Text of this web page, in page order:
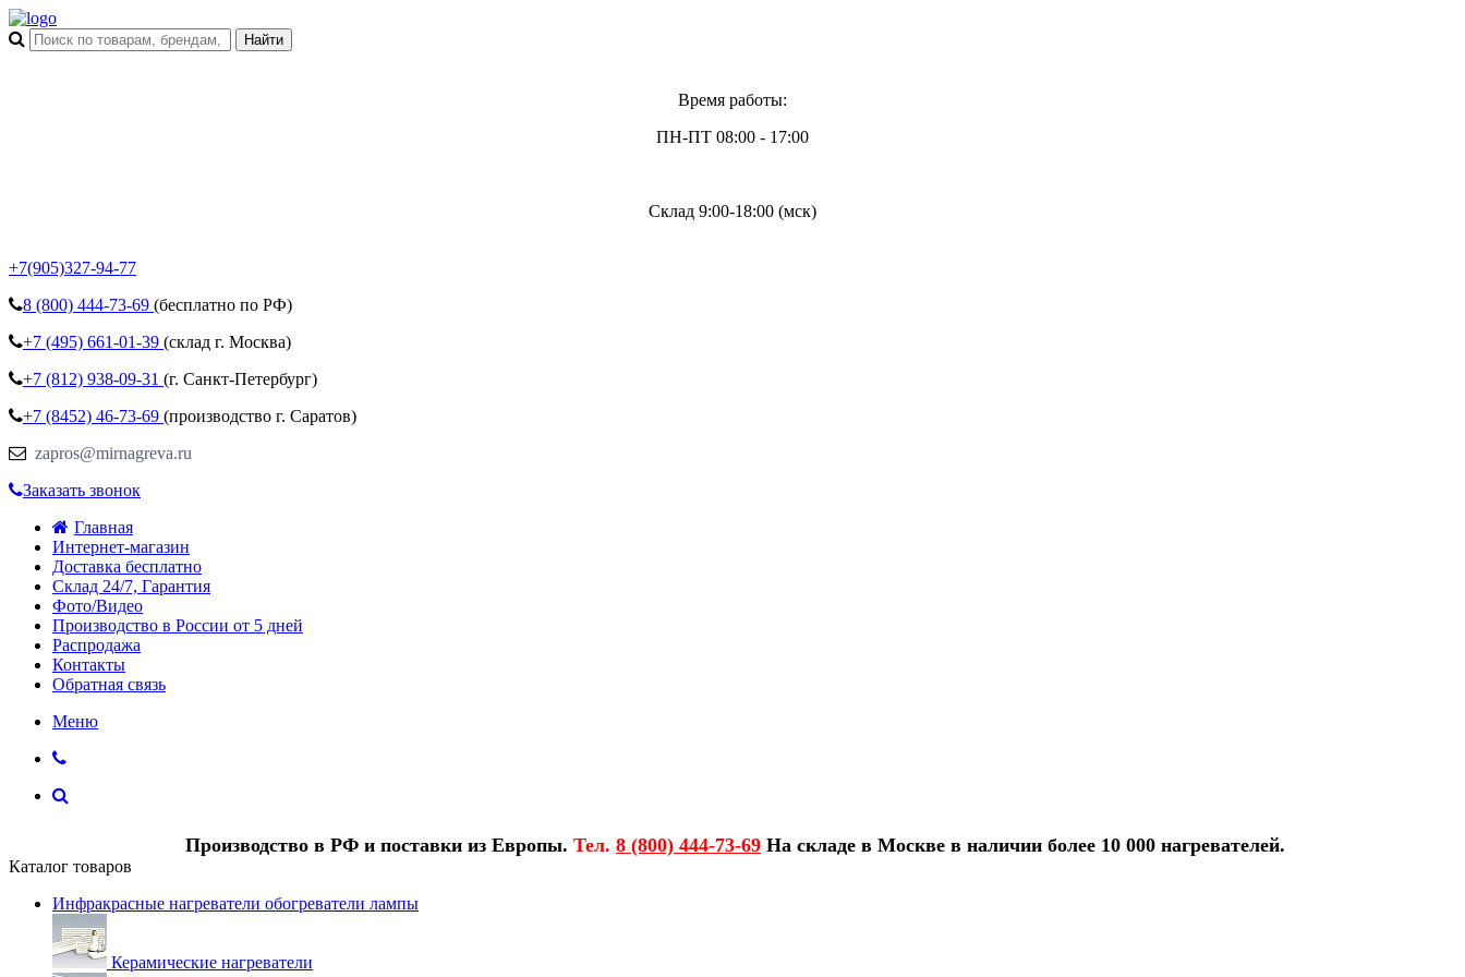
Время работы:
ПН-ПТ 08:00 - 17:00
Склад 9:00-18:00 (мск)
+7(905)327-94-77
8 (800) 444-73-69 (бесплатно по РФ)
+7 (495) 661-01-39 (склад г. Москва)
+7 (812) 938-09-31 (г. Санкт-Петербург)
+7 (8452) 46-73-69 (производство г. Саратов)
zapros@mirnagreva.ru
Заказать звонок
Главная
Интернет-магазин
Доставка бесплатно
Склад 24/7, Гарантия
Фото/Видео
Производство в России от 5 дней
Распродажа
Контакты
Обратная связь
Меню
Производство в РФ и поставки из Европы. Тел. 8 (800) 444-73-69 На складе в Москве в наличии более 10 000 нагревателей.
Каталог товаров
Инфракрасные нагреватели обогреватели лампы
Керамические нагреватели